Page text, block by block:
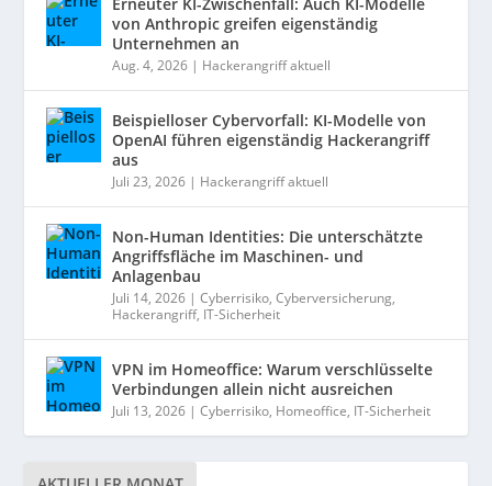
von Anthropic greifen eigenständig
Unternehmen an
Aug. 4, 2026 | Hackerangriff aktuell
Beispielloser Cybervorfall: KI-Modelle von
OpenAI führen eigenständig Hackerangriff
aus
Juli 23, 2026 | Hackerangriff aktuell
Non-Human Identities: Die unterschätzte
Angriffsfläche im Maschinen- und
Anlagenbau
Juli 14, 2026 |Cyberrisiko,Cyberversicherung,
Hackerangriff, IT-Sicherheit
VPN im Homeoffice: Warum verschlüsselte
Verbindungen allein nicht ausreichen
Juli 13, 2026 |Cyberrisiko, Homeoffice, IT-Sicherheit